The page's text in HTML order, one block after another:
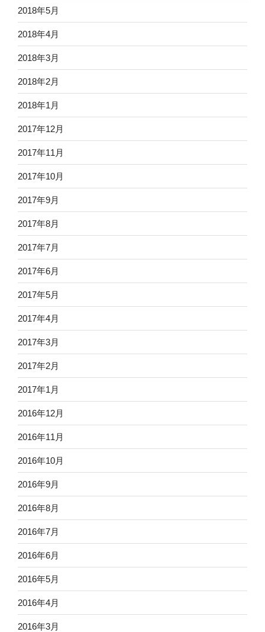
2018年5月
2018年4月
2018年3月
2018年2月
2018年1月
2017年12月
2017年11月
2017年10月
2017年9月
2017年8月
2017年7月
2017年6月
2017年5月
2017年4月
2017年3月
2017年2月
2017年1月
2016年12月
2016年11月
2016年10月
2016年9月
2016年8月
2016年7月
2016年6月
2016年5月
2016年4月
2016年3月